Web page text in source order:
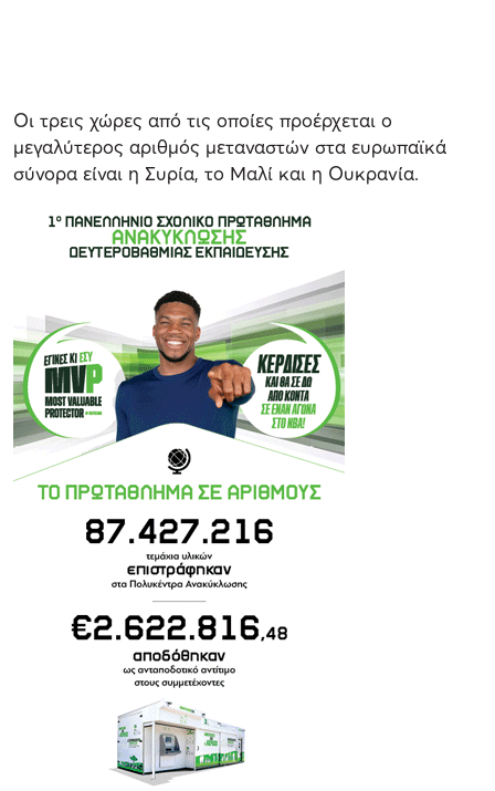
Οι τρεις χώρες από τις οποίες προέρχεται ο
μεγαλύτερος αριθμός μεταναστών στα ευρωπαϊκά
σύνορα είναι η Συρία, το Μαλί και η Ουκρανία.